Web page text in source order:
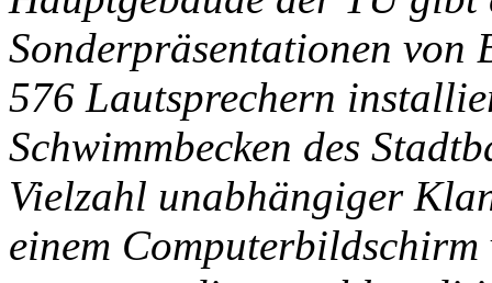
Sonderpräsentationen von
576 Lautsprechern
Schwimmbecken des
Vielzahl unabhängiger
einem